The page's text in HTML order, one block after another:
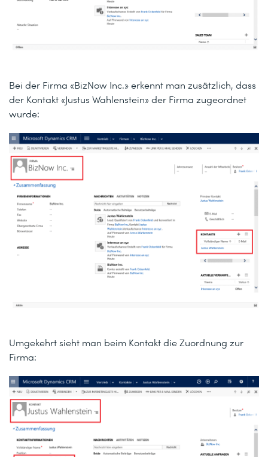
Bei der Firma «BizNow Inc.» erkennt man zusätzlich, dass
der Kontakt «Justus Wahlenstein» der Firma zugeordnet
wurde:
Umgekehrt sieht man beim Kontakt die Zuordnung zur
Firma: